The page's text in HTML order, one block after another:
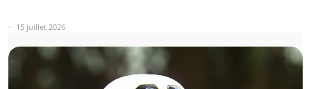
15 juillet 2026